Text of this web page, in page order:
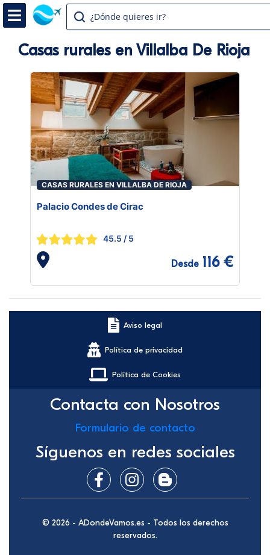
¿Dónde quieres ir?
Casas rurales en Villalba De Rioja
CASAS RURALES EN VILLALBA DE RIOJA
Palacio Condes de Cirac
45.5 / 5
Desde 116 €
Aviso legal
Política de privacidad
Política de Cookies
Contacta con Nosotros
Formulario de contacto
Síguenos en redes sociales
© 2026 - ADondeVamos.es - Todos los derechos
reservados.